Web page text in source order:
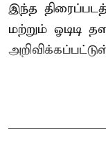
இந்த
மற்றும் ஓடிடி